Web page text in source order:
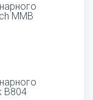
MMB
B804